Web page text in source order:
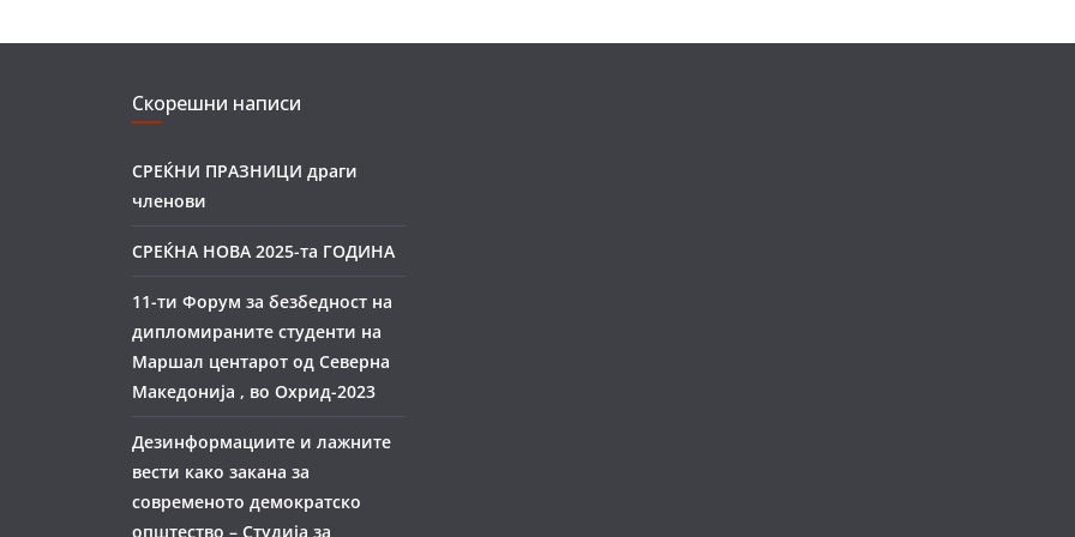
Скорешни написи
СРЕЌНИ ПРАЗНИЦИ драги
членови
СРЕЌНА НОВА 2025-та ГОДИНА
11-ти Форум за безбедност на
дипломираните студенти на
Маршал центарот од Северна
Македонија , во Охрид-2023
Дезинформациите и лажните
вести како закана за
современото демократско
општество – Студиja за